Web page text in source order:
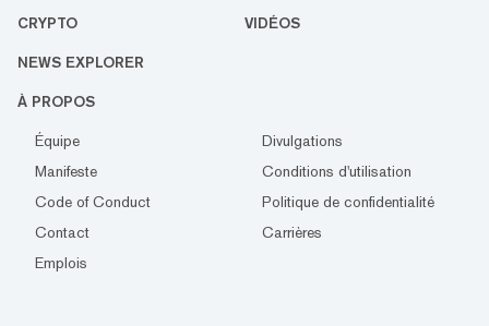
CRYPTO VIDÉOS
NEWS EXPLORER
À PROPOS
Équipe
Divulgations
Manifeste
Conditions d'utilisation
Code of Conduct
Politique de confidentialité
Contact
Carrières
Emplois